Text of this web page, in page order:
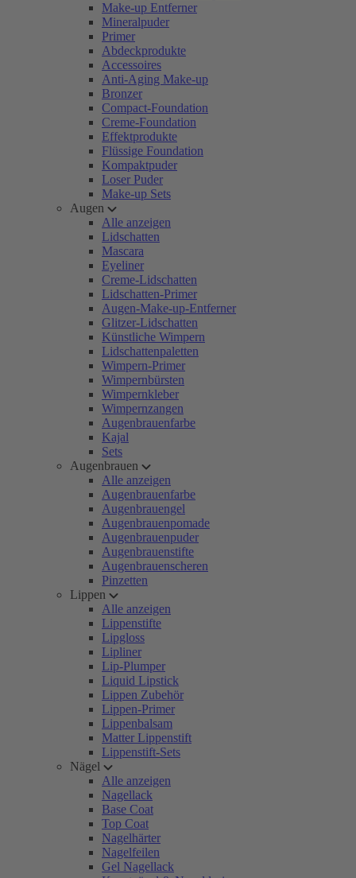
Make-up Entferner
Mineralpuder
Primer
Abdeckprodukte
Accessoires
Anti-Aging Make-up
Bronzer
Compact-Foundation
Creme-Foundation
Effektprodukte
Flüssige Foundation
Kompaktpuder
Loser Puder
Make-up Sets
Augen
Alle anzeigen
Lidschatten
Mascara
Eyeliner
Creme-Lidschatten
Lidschatten-Primer
Augen-Make-up-Entferner
Glitzer-Lidschatten
Künstliche Wimpern
Lidschattenpaletten
Wimpern-Primer
Wimpernbürsten
Wimpernkleber
Wimpernzangen
Augenbrauenfarbe
Kajal
Sets
Augenbrauen
Alle anzeigen
Augenbrauenfarbe
Augenbrauengel
Augenbrauenpomade
Augenbrauenpuder
Augenbrauenstifte
Augenbrauenscheren
Pinzetten
Lippen
Alle anzeigen
Lippenstifte
Lipgloss
Lipliner
Lip-Plumper
Liquid Lipstick
Lippen Zubehör
Lippen-Primer
Lippenbalsam
Matter Lippenstift
Lippenstift-Sets
Nägel
Alle anzeigen
Nagellack
Base Coat
Top Coat
Nagelhärter
Nagelfeilen
Gel Nagellack